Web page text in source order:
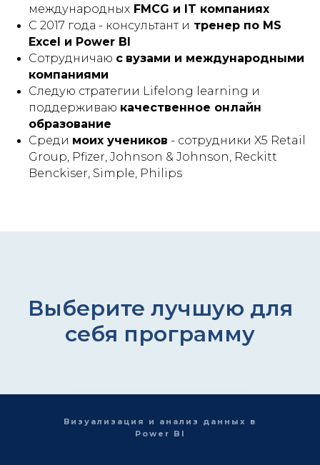
международных FMCG и IT компаниях
С 2017 года - консультант и тренер по MS
Excel и Power BI
Сотрудничаю с вузами и международными
компаниями
Следую стратегии Lifelong learning и
поддерживаю качественное онлайн
образование
Среди моих учеников - сотрудники X5 Retail
Group, Pfizer, Johnson & Johnson, Reckitt
Benckiser, Simple, Philips
Выберите лучшую для
себя программу
Визуализация и анализ данных в
Power BI